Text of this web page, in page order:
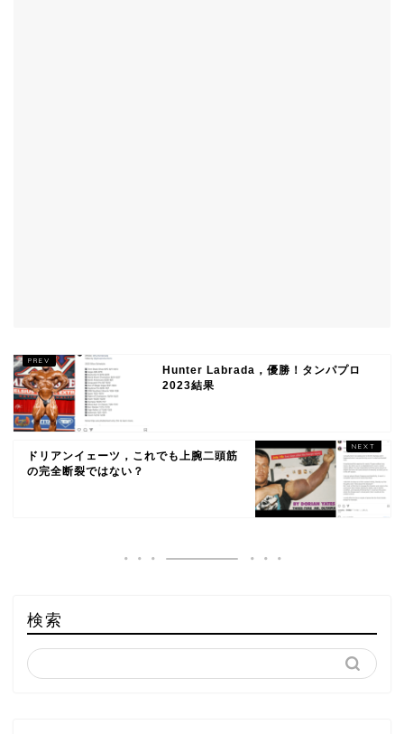
Hunter Labrada，優勝！タンパプロ
2023結果
ドリアンイェーツ，これでも上腕二頭筋
の完全断裂ではない？
検索